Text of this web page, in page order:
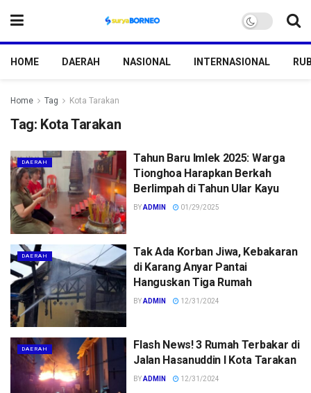
HOME DAERAH NASIONAL INTERNASIONAL
Home Tag Kota Tarakan
Tag: Kota Tarakan
DAERAH
Tahun Baru Imlek 2025: Warga
Tionghoa Harapkan Berkah
Berlimpah di Tahun Ular Kayu
BYADMIN 01/29/2025
DAERAH
Tak Ada Korban Jiwa, Kebakaran
di Karang Anyar Pantai
Hanguskan Tiga Rumah
BYADMIN 12/31/2024
DAERAH
Flash News! 3 Rumah Terbakar di
Jalan Hasanuddin I Kota Tarakan
BYADMIN 12/31/2024